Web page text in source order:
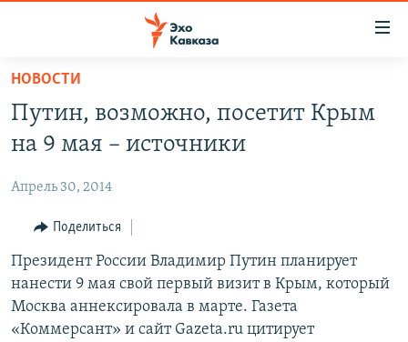
Вернуться
основному
содержанию
навигации
Вернутся
поиску
ТБИЛИСИ
ЦХИНВАЛИ
ВЕСЬ КАВКАЗ
СЕВЕРНЫЙ КАВКАЗ
АЗЕРБАЙДЖАН
ТЕМЫ
ЭКОНОМИКА
РУБРИКИ
НЕКРУГЛЫЙ СТОЛ
МУЛЬТИМЕДИА
НОВОСТИ
Путин, возможно, посетит Крым
на 9 мая – источники
Апрель 30, 2014
Поделиться
Президент России Владимир Путин планирует
нанести 9 мая свой первый визит в Крым, который
Москва аннексировала в марте. Газета
«Коммерсант» и сайт Gazeta.ru цитирует